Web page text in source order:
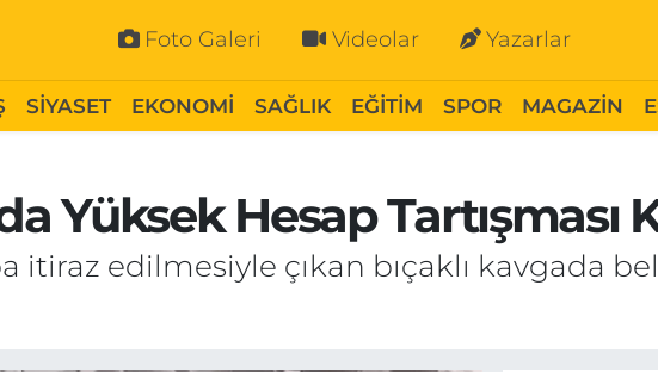
Foto Galeri Videolar Yazarlar
SİYASET EKONOMİ SAĞLIK EĞİTİM SPOR MAGAZİN
Yüksek Hesap Tartışması
itiraz edilmesiyle çıkan bıçaklı kavgada